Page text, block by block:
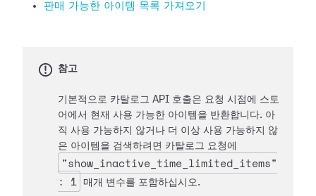
판매 가능한 아이템 목록 가져오기
참고
기본적으로 카탈로그 API 호출은 요청 시점에 스토
어에서 현재 사용 가능한 아이템을 반환합니다. 아
직 사용 가능하지 않거나 더 이상 사용 가능하지 않
은 아이템을 검색하려면 카탈로그 요청에
"show_inactive_time_limited_items"
: 1
매개 변수를 포함하십시오.